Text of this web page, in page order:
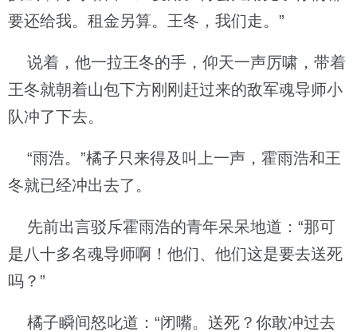
要还给我。租金另算。王冬，我们走。”
说着，他一拉王冬的手，仰天一声厉啸，带着
王冬就朝着山包下方刚刚赶过来的敌军魂导师小
队冲了下去。
“雨浩。”橘子只来得及叫上一声，霍雨浩和王
冬就已经冲出去了。
先前出言驳斥霍雨浩的青年呆呆地道：“那可
是八十多名魂导师啊！他们、他们这是要去送死
吗？”
橘子瞬间怒叱道：“闭嘴。送死？你敢冲过去